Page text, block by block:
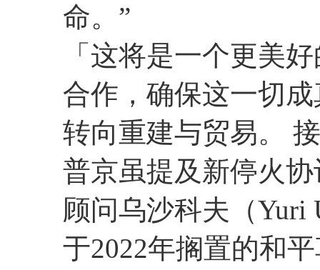
命。”
「这将是一个更美
合作，确保这一切
转向重建与贸易。
普京虽提及新停火
顾问乌沙科夫（Yuri
于2022年搁置的和